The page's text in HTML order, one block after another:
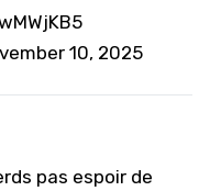
10, 2025
pas espoir de